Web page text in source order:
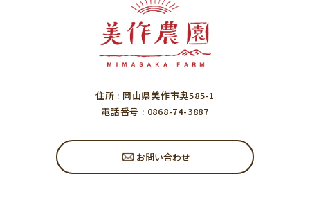
住所 : 岡山県美作市奥585-1
電話番号 : 0868-74-3887
お問い合わせ